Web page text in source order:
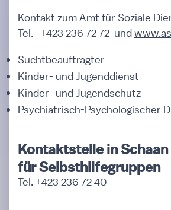
Kontakt zum Amt für Soziale
Tel. +423 236 72 72 und
Suchtbeauftragter
Kinder- und Jugenddienst
Kinder- und Jugendschutz
Psychiatrisch-Psychologischer
Kontaktstelle in Schaan
für Selbsthilfegruppen
Tel. +423 236 72 40